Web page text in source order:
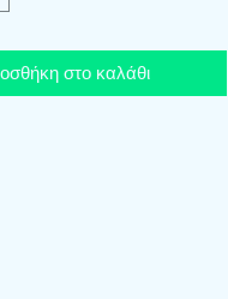
στο καλάθι